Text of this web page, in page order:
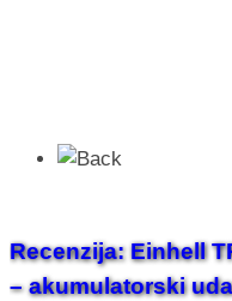
Recenzija: Einhell
– akumulatorski